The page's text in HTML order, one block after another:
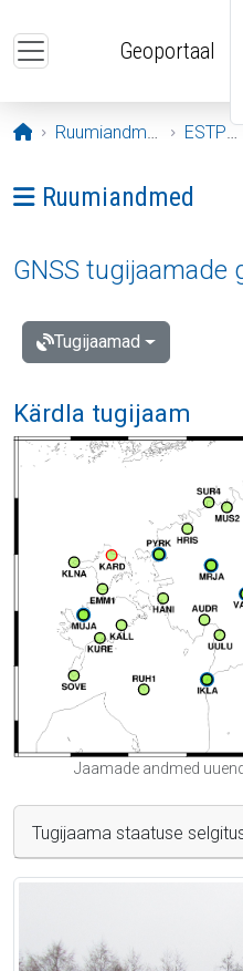
Geoportaal
Avaleht
Ruumiandmed ESTPOS
Ava menüü:
Ruumiandmed
GNSS tugijaamade
Tugijaamad
Kärdla tugijaam
Jaamade andmed
Tugijaama staatuse